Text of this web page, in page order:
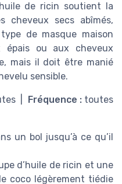
de ricin soutient la
cheveux secs abîmés,
de masque maison
épais ou aux cheveux
mais il doit être manié
sensible.
| Fréquence :toutes
un bol jusqu’à ce qu’il
d’huile de ricin et une
coco légèrement tiédie